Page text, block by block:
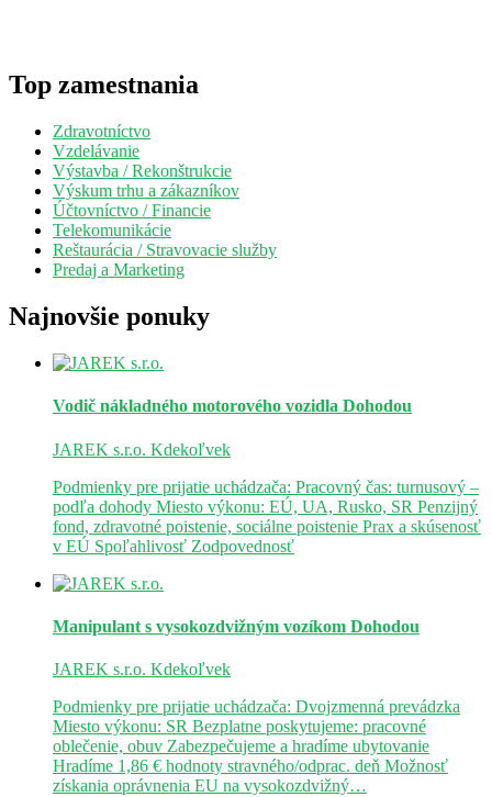
Top zamestnania
Zdravotníctvo
Vzdelávanie
Výstavba / Rekonštrukcie
Výskum trhu a zákazníkov
Účtovníctvo / Financie
Telekomunikácie
Reštaurácia / Stravovacie služby
Predaj a Marketing
Najnovšie ponuky
Vodič nákladného motorového vozidla Dohodou
JAREK s.r.o. Kdekoľvek
Podmienky pre prijatie uchádzača: Pracovný čas: turnusový –
podľa dohody Miesto výkonu: EÚ, UA, Rusko, SR Penzijný
fond, zdravotné poistenie, sociálne poistenie Prax a skúsenosť
v EÚ Spoľahlivosť Zodpovednosť
Manipulant s vysokozdvižným vozíkom Dohodou
JAREK s.r.o. Kdekoľvek
Podmienky pre prijatie uchádzača: Dvojzmenná prevádzka
Miesto výkonu: SR Bezplatne poskytujeme: pracovné
oblečenie, obuv Zabezpečujeme a hradíme ubytovanie
Hradíme 1,86 € hodnoty stravného/odprac. deň Možnosť
získania oprávnenia EU na vysokozdvižný…